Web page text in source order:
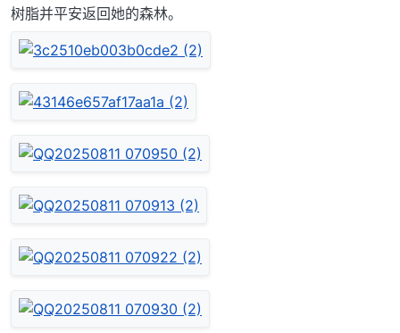
树脂并平安返回她的森林。